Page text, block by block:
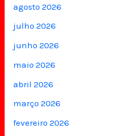
agosto 2026
julho 2026
junho 2026
maio 2026
abril 2026
março 2026
fevereiro 2026